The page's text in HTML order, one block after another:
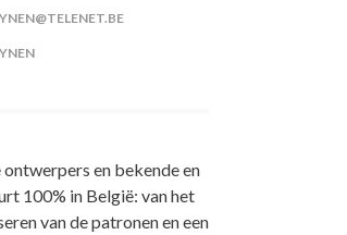
en bekende en
100% in België: van het
van de patronen en een